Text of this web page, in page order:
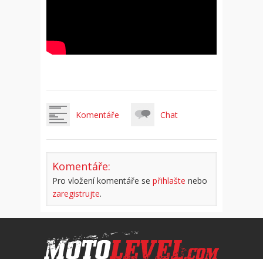
Komentáře Chat
Komentáře:
Pro vložení komentáře se přihlašte nebo
zaregistrujte.